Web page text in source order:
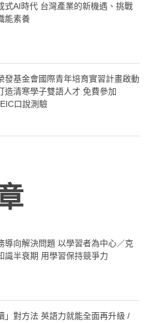
式AI時代 台灣產業的新機遇、挑戰
能素養
發基金會國際青年培育實習計畫啟動
造清寒學子雙語人才 免費參加
口說測驗
導向解決問題 以學習者為中心／克
識半衰期 用學習保持競爭力
」對方法 英語力就能全面再升級 /